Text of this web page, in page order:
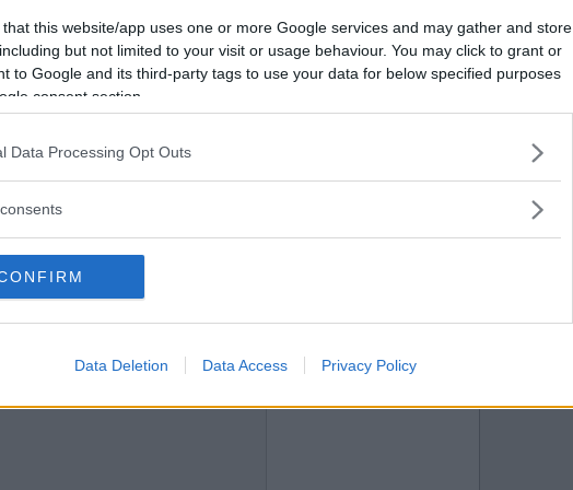
that this website/app uses one or more Google services and may gather and store
but not limited to your visit or usage behaviour. You may click to grant or
to Google and its third-party tags to use your data for below specified purposes
consent section.
Data Processing Opt Outs
Data Deletion Data Access Privacy Policy
med " det var som bortblåst" ?
vad fattas i utklädseln ?
Vill du bli
medlem?